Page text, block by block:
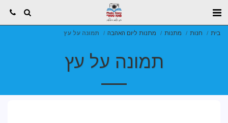
בית חנות מתנות מתנות ליום האהבה תמונה על עץ
תמונה על עץ